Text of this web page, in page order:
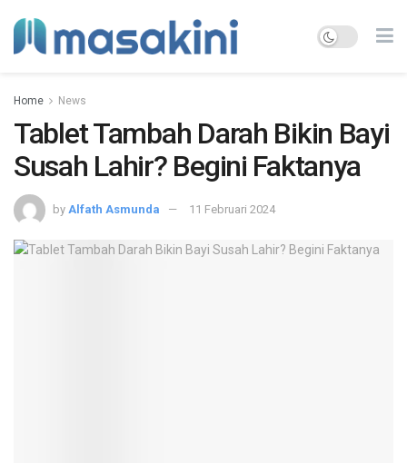
Home News
Tablet Tambah Darah Bikin Bayi
Susah Lahir? Begini Faktanya
by Alfath Asmunda 11 Februari 2024